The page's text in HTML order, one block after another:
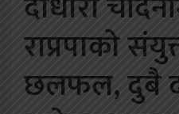
राप्रपाको
छलफल, दुबै